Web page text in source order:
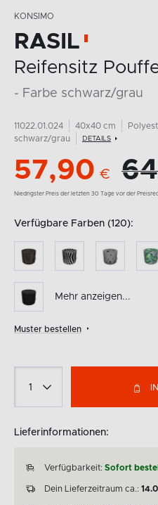
KONSIMO
RASIL
Reifensitz
- Farbe schwarz/grau
11022.01.024 40x40 cm
schwarz/grau
DETAILS
57,90 €
Niedrigster Preis der letzten 30 Tage vor der
Verfügbare Farben (120):
Mehr anzeigen...
Muster bestellen
Lieferinformationen:
Verfügbarkeit: Sofort
Dein Lieferzeitraum ca.: